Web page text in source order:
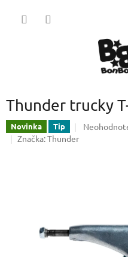
Thunder trucky
Novinka Tip
Priemerné
Značka:Thunder